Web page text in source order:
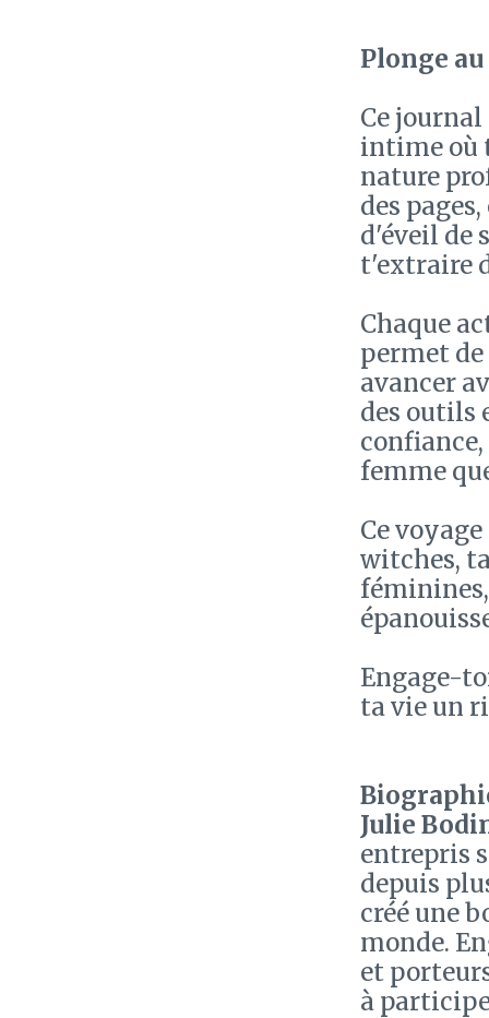
Plonge
Ce
intime où
nature
des
d'éveil de
t'extraire
Chaque
permet de
avancer
des outils
femme
Ce
witches,
Engage-
ta vie un
Julie
entrepris
depuis
créé une
monde.
et
à